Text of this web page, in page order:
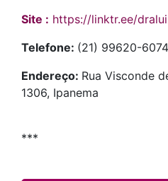
Site : https://linktr.ee/
Telefone: (21) 99620-6074
Endereço: Rua Visconde
1306, Ipanema
***